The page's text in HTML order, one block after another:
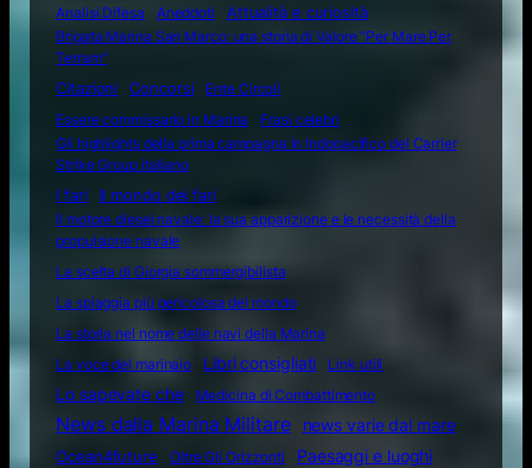
Analisi Difesa
Aneddoti Attualità e curiosità
Brigata Marina San Marco: una storia di Valore "Per Mare Per
Terram"
Citazioni
Concorsi
Ente Circoli
Essere commissario in Marina
Frasi celebri
Gli highlights della prima campagna in Indopacifico del Carrier
Strike Group italiano
I fari
Il mondo dei fari
Il motore diesel navale: la sua apparizione e le necessità della
propulsione navale
La scelta di Giorgia sommergibilista
La spiaggia più pericolosa del mondo
La storia nel nome delle navi della Marina
La voce del marinaio
Libri consigliati Link utili
Lo sapevate che Medicina di Combattimento
News dalla Marina Militare
news varie dal mare
Ocean4future
Oltre Gli Orizzonti
Paesaggi e luoghi